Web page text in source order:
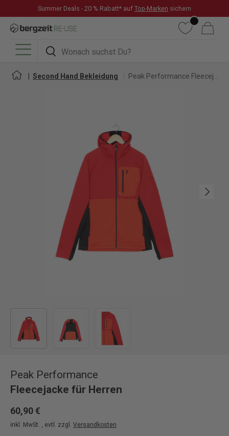
DIREKT ZUM INHALT
Summer Deals - 20 % Rabatt* auf Top-Marken sichern
Suchen
Suchen
WunschlisteWarenkorb
Menü
Second Hand Bekleidung
Nächste
Peak Performance
Fleecejacke für Herren
60,90 €
inkl. MwSt. , evtl. zzgl. Versandkosten